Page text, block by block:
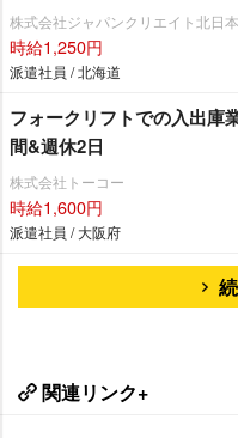
株式会社ジャパンクリエイト北日
時給1,250円
派遣社員 / 北海道
フォークリフトでの入出庫
間&週休2日
株式会社トーコー
時給1,600円
派遣社員 / 大阪府
関連リンク+